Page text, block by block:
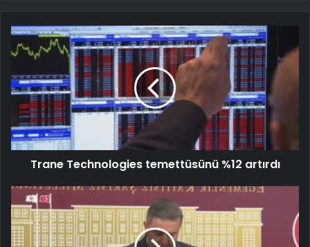
Trane Technologies temettüsünü %12 artırdı